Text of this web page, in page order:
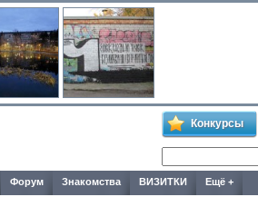
Конкурсы
Форум Знакомства ВИЗИТКИ Ещё +